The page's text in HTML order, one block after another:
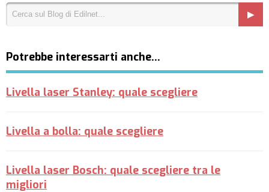
Potrebbe interessarti anche…
Livella laser Stanley: quale scegliere
Livella a bolla: quale scegliere
Livella laser Bosch: quale scegliere tra le
migliori